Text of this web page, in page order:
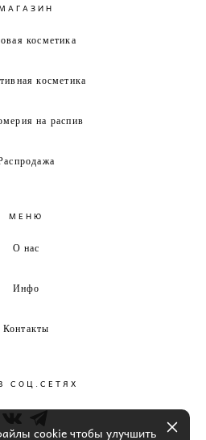
косметика
косметика
на распив
МЕНЮ
О нас
Инфо
Контакты
СОЦ.СЕТЯХ
cookie чтобы улучшить